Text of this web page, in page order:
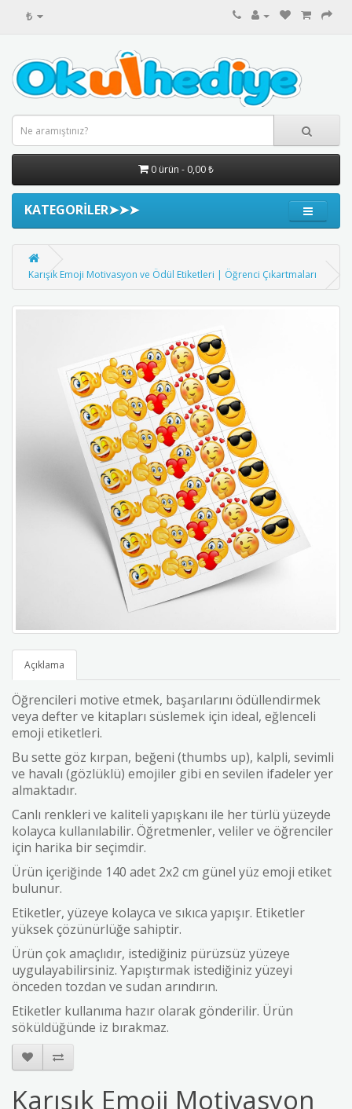
₺
0 ürün - 0,00 ₺
KATEGORİLER➤➤➤
Karışık Emoji Motivasyon ve Ödül Etiketleri | Öğrenci Çıkartmaları
Açıklama
Öğrencileri motive etmek, başarılarını ödüllendirmek
veya defter ve kitapları süslemek için ideal, eğlenceli
emoji etiketleri.
Bu sette göz kırpan, beğeni (thumbs up), kalpli, sevimli
ve havalı (gözlüklü) emojiler gibi en sevilen ifadeler yer
almaktadır.
Canlı renkleri ve kaliteli yapışkanı ile her türlü yüzeyde
kolayca kullanılabilir. Öğretmenler, veliler ve öğrenciler
için harika bir seçimdir.
Ürün içeriğinde 140 adet 2x2 cm günel yüz emoji etiket
bulunur.
Etiketler, yüzeye kolayca ve sıkıca yapışır. Etiketler
yüksek çözünürlüğe sahiptir.
Ürün çok amaçlıdır, istediğiniz pürüzsüz yüzeye
uygulayabilirsiniz. Yapıştırmak istediğiniz yüzeyi
önceden tozdan ve sudan arındırın.
Etiketler kullanıma hazır olarak gönderilir. Ürün
söküldüğünde iz bırakmaz.
Karışık Emoji Motivasyon